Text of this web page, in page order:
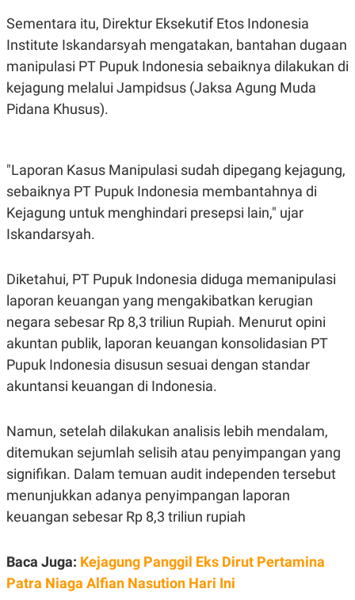
T
D
A
T
A
E
S
O
T
V
L
I
JARINGAN
O
T
A
N
A
A
D
R
S
S
R
E
E
A
S
I
D
A
N
G
G
N
C
I
N
E
R
M
I
Sementara itu, Direktur Eksekutif Etos Indonesia
Institute Iskandarsyah mengatakan, bantahan dugaan
manipulasi PT Pupuk Indonesia sebaiknya dilakukan di
kejagung melalui Jampidsus (Jaksa Agung Muda
Pidana Khusus).
"Laporan Kasus Manipulasi sudah dipegang kejagung,
sebaiknya PT Pupuk Indonesia membantahnya di
Kejagung untuk menghindari presepsi lain," ujar
Iskandarsyah.
Diketahui, PT Pupuk Indonesia diduga memanipulasi
laporan keuangan yang mengakibatkan kerugian
negara sebesar Rp 8,3 triliun Rupiah. Menurut opini
akuntan publik, laporan keuangan konsolidasian PT
Pupuk Indonesia disusun sesuai dengan standar
akuntansi keuangan di Indonesia.
Namun, setelah dilakukan analisis lebih mendalam,
ditemukan sejumlah selisih atau penyimpangan yang
signifikan. Dalam temuan audit independen tersebut
menunjukkan adanya penyimpangan laporan
keuangan sebesar Rp 8,3 triliun rupiah
Baca Juga: Kejagung Panggil Eks Dirut Pertamina
Patra Niaga Alfian Nasution Hari Ini